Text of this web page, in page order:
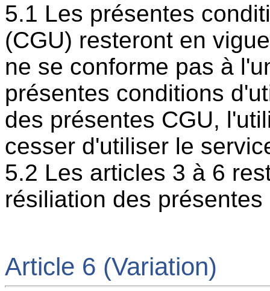
5.1 Les présentes
(CGU) resteront en
ne se conforme pas à
présentes conditions
des présentes CGU,
cesser d'utiliser le
5.2 Les articles 3 à 6
résiliation des présentes
Article 6 (Variation)